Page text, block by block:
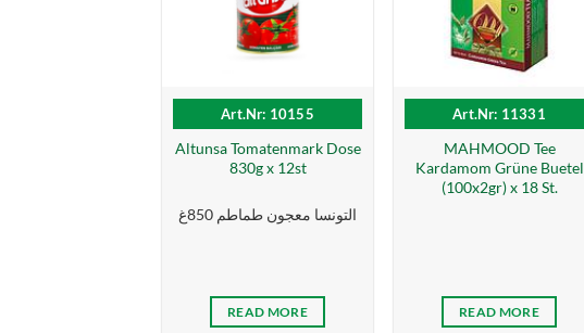
Art.Nr: 10155
Altunsa Tomatenmark Dose
830g x 12st
التونسا معجون طماطم 850غ
READ MORE
Art.Nr: 11331
MAHMOOD Tee
Kardamom Grüne Buetel
(100x2gr) x 18 St.
READ MORE